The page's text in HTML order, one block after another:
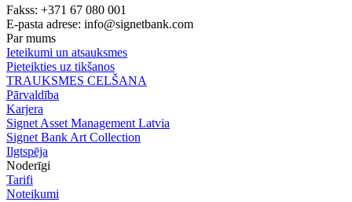
Fakss: +371 67 080 001
E-pasta adrese: info@signetbank.com
Par mums
Ieteikumi un atsauksmes
Pieteikties uz tikšanos
TRAUKSMES CELŠANA
Pārvaldība
Karjera
Signet Asset Management Latvia
Signet Bank Art Collection
Ilgtspēja
Noderīgi
Tarifi
Noteikumi